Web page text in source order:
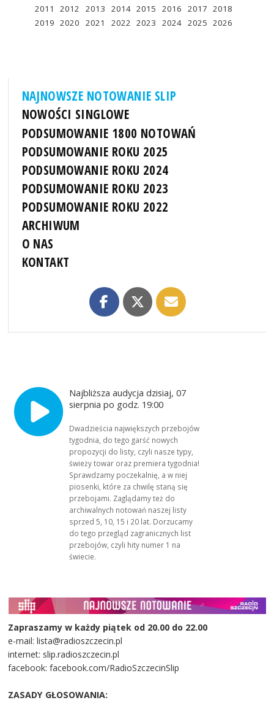
2011
2012 2013 2014 2015 2016 2017 2018
2019 2020 2021 2022 2023 2024 2025 2026
NAJNOWSZE NOTOWANIE SLIP
NOWOŚCI SINGLOWE
PODSUMOWANIE 1800 NOTOWAŃ
PODSUMOWANIE ROKU 2025
PODSUMOWANIE ROKU 2024
PODSUMOWANIE ROKU 2023
PODSUMOWANIE ROKU 2022
ARCHIWUM
O NAS
KONTAKT
Najbliższa audycja dzisiaj, 07
sierpnia po godz. 19:00
Dwadzieścia największych przebojów
tygodnia, do tego garść nowych
propozycji do listy, czyli nasze typy,
świeży towar oraz premiera tygodnia!
Sprawdzamy poczekalnię, a w niej
piosenki, które za chwilę staną się
przebojami. Zaglądamy też do
archiwalnych notowań naszej listy
sprzed 5, 10, 15 i 20 lat. Dorzucamy
do tego przegląd zagranicznych list
przebojów, czyli hity numer 1 na
świecie.
Zapraszamy w każdy piątek od 20.00 do 22.00
e-mail: lista@radioszczecin.pl
internet: slip.radioszczecin.pl
facebook: facebook.com/RadioSzczecinSlip
ZASADY GŁOSOWANIA: